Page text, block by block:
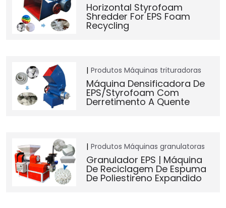
Horizontal Styrofoam
Shredder For EPS Foam
Recycling
Produtos Máquinas trituradoras
Máquina Densificadora De
EPS/Styrofoam Com
Derretimento A Quente
Produtos Máquinas granulatoras
Granulador EPS | Máquina
De Reciclagem De Espuma
De Poliestireno Expandido